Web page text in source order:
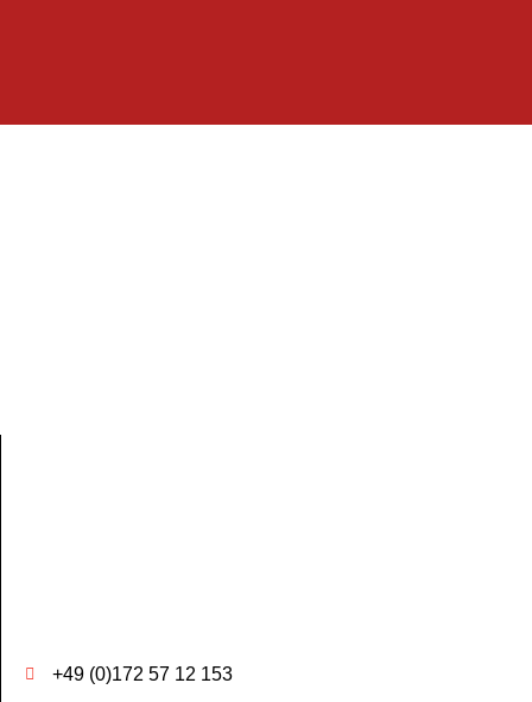
+49 (0)172 57 12 153